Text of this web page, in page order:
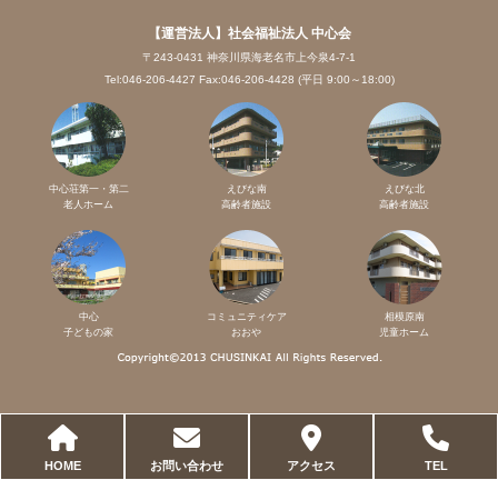
【運営法人】社会福祉法人 中心会
〒243-0431 神奈川県海老名市上今泉4-7-1
Tel:046-206-4427 Fax:046-206-4428 (平日 9:00～18:00)
中心荘第一・第二
老人ホーム
えびな南
高齢者施設
えびな北
高齢者施設
中心
子どもの家
コミュニティケア
おおや
相模原南
児童ホーム
HOME お問い合わせ アクセス TEL